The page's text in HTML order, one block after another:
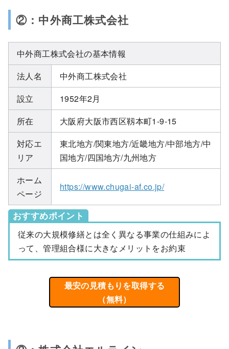
②：中外商工株式会社
中外商工株式会社の基本情報
法人名
中外商工株式会社
設立
1952年2月
所在
大阪府大阪市西区靱本町1-9-15
対応エ
リア
東北地方/関東地方/近畿地方/中部地方/中
国地方/四国地方/九州地方
ホーム
ページ
https://www.chugai-af.co.jp/
おすすめポイント
従来の大規模修繕とは全く異なる事業の仕組みによ
って、管理組合様に大きなメリットをお約束
最安の見積もりを取得する
（無料）